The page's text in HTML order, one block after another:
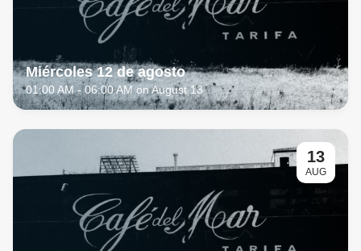
Miércoles 12 de agosto
01:00 AM- 06:00 AM on August 13
13
AUG